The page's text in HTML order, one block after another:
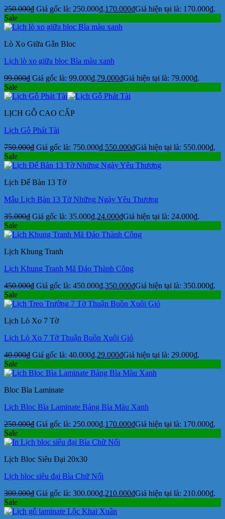
250.000₫ Giá gốc là: 250.000₫.170.000₫Giá hiện tại là: 170.000₫.
Sale
Lò Xo Giữa Gắn Bloc
Lịch lò xo giữa bloc Bìa màu xanh
99.000₫ Giá gốc là: 99.000₫.79.000₫Giá hiện tại là: 79.000₫.
Sale
LỊCH GỖ CAO CẤP
Lịch Gỗ Phát Tài
750.000₫ Giá gốc là: 750.000₫.550.000₫Giá hiện tại là: 550.000₫.
Sale
Lịch Để Bàn 13 Tờ
Mẫu Lịch Bàn 13 Tờ Những Ngày Yêu Thương
35.000₫ Giá gốc là: 35.000₫.24.000₫Giá hiện tại là: 24.000₫.
Sale
Lịch Khung Tranh
Lịch Khung Tranh Mã Đáo Thành Công
450.000₫ Giá gốc là: 450.000₫.350.000₫Giá hiện tại là: 350.000₫.
Sale
Lịch Lò Xo 7 Tờ
Lịch Lò Xo 7 Tờ Thuận Buồn Xuôi Gió
40.000₫ Giá gốc là: 40.000₫.29.000₫Giá hiện tại là: 29.000₫.
Sale
Bloc Bìa Laminate
Lịch Bloc Bìa Laminate Bảng Bìa Màu Xanh
250.000₫ Giá gốc là: 250.000₫.170.000₫Giá hiện tại là: 170.000₫.
Sale
Lịch Bloc Siêu Đại 20x30
Lịch bloc siêu đại Bìa Chữ Nổi
300.000₫ Giá gốc là: 300.000₫.210.000₫Giá hiện tại là: 210.000₫.
Sale